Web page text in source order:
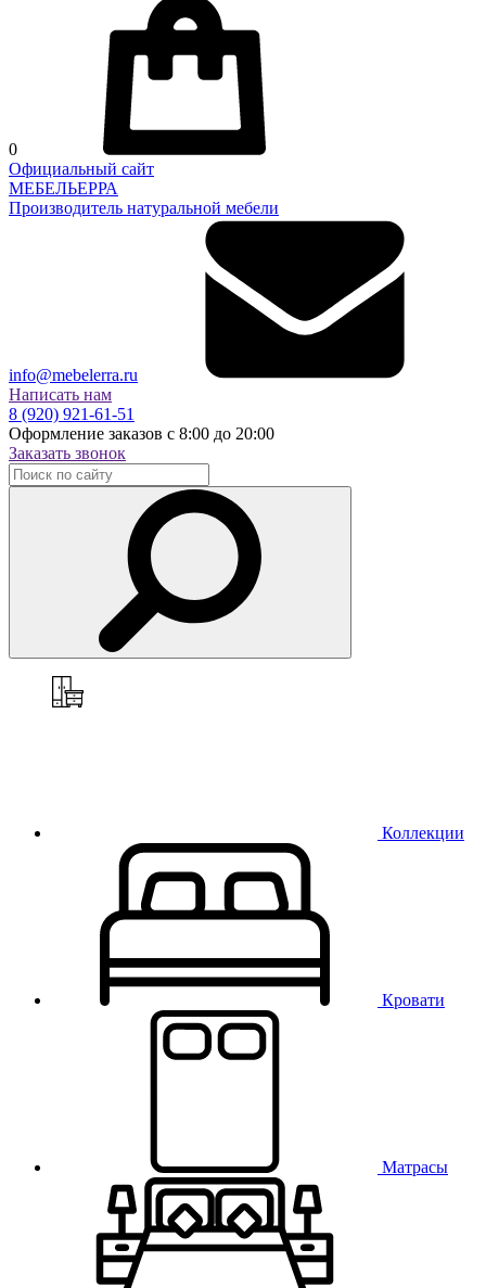
0
Официальный сайт
МЕБЕЛЬЕРРА
Производитель натуральной мебели
info@mebelerra.ru
Написать нам
8 (920) 921-61-51
Оформление заказов с 8:00 до 20:00
Заказать звонок
Коллекции
Кровати
Матрасы